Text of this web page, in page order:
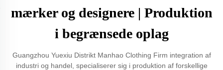
mærker og designere | Produktion
i begrænsede oplag
Guangzhou Yuexiu Distrikt Manhao Clothing Firm integration af
industri og handel, specialiserer sig i produktion af forskellige